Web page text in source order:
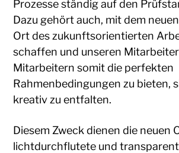
Prozesse ständig auf den
Dazu gehört auch, mit dem
Ort des zukunftsorientierten
schaffen und unseren
Mitarbeitern somit die perfekten
Rahmenbedingungen zu bieten,
kreativ zu entfalten.
Diesem Zweck dienen die neuen
lichtdurchflutete und